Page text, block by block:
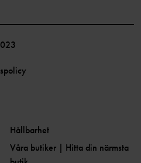
Hållbarhet
Våra butiker | Hitta din närmsta